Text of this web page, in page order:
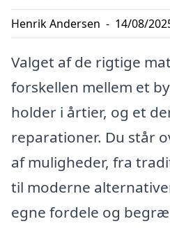
Henrik Andersen - 14/08/
Valget af de rigtige
forskellen mellem et
holder i årtier, og et
reparationer. Du står
af muligheder, fra
til moderne
egne fordele og